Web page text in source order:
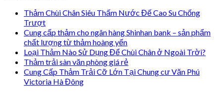
Thảm Chùi Chân Siêu Thấm Nước Đế Cao Su Chống
Trượt
Cung cấp thảm cho ngân hàng Shinhan bank – sản phẩm
chất lượng từ thảm hoàng yến
Loại Thảm Nào Sử Dụng Để Chùi Chân ở Ngoài Trời?
Thảm trải sàn văn phòng giá rẻ
Cung Cấp Thảm Trải Cỡ Lớn Tại Chung cư Văn Phú
Victoria Hà Đông